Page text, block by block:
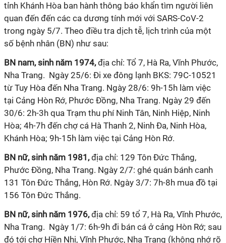
tỉnh Khánh Hòa ban hành thông báo khẩn tìm người liên
quan đến đến các ca dương tính mới với SARS-CoV-2
trong ngày 5/7. Theo điều tra dịch tễ, lịch trình của một
số bệnh nhân (BN) như sau:
BN nam, sinh năm 1974,địa chỉ: Tổ 7, Hà Ra, Vĩnh Phước,
Nha Trang. Ngày 25/6: Đi xe đông lạnh BKS: 79C-10521
từ Tuy Hòa đến Nha Trang. Ngày 28/6: 9h-15h làm việc
tại Cảng Hòn Rớ, Phước Đồng, Nha Trang. Ngày 29 đến
30/6: 2h-3h qua Trạm thu phí Ninh Tân, Ninh Hiệp, Ninh
Hòa; 4h-7h đến chợ cá Hà Thanh 2, Ninh Đa, Ninh Hòa,
Khánh Hòa; 9h-15h làm việc tại Cảng Hòn Rớ.
BN nữ, sinh năm 1981,địa chỉ: 129 Tôn Đức Thắng,
Phước Đồng, Nha Trang. Ngày 2/7: ghé quán bánh canh
131 Tôn Đức Thắng, Hòn Rớ. Ngày 3/7: 7h-8h mua đồ tại
156 Tôn Đức Thắng.
BN nữ, sinh năm 1976,địa chỉ: 59 tổ 7, Hà Ra, Vĩnh Phước,
Nha Trang. Ngày 1/7: 6h-9h đi bán cá ở cảng Hòn Rớ; sau
đó tới chợ Hiền Nhi, Vĩnh Phước, Nha Trang (không nhớ rõ